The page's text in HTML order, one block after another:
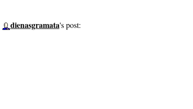
dienasgramata's post: